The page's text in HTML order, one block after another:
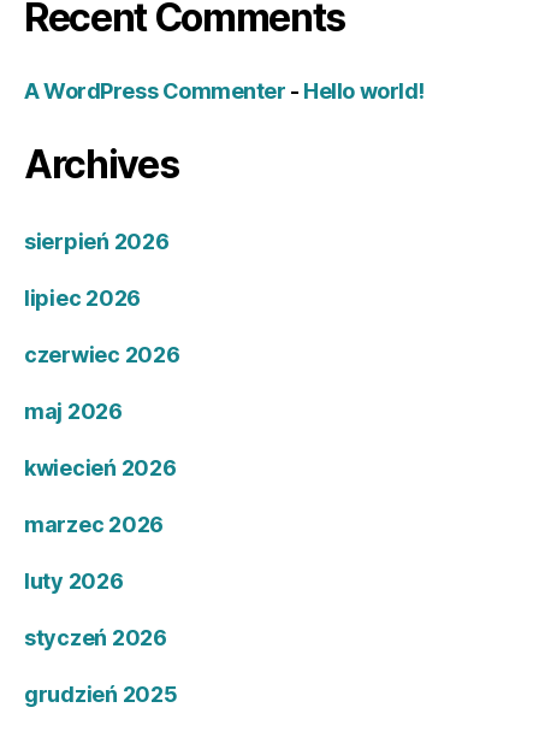
Recent Comments
A WordPress Commenter - Hello world!
Archives
sierpień 2026
lipiec 2026
czerwiec 2026
maj 2026
kwiecień 2026
marzec 2026
luty 2026
styczeń 2026
grudzień 2025